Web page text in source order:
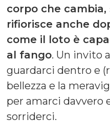
corpo che cambia,
rifiorisce anche
come il loto è
al fango. Un invito
guardarci dentro e
bellezza e la
per amarci davvero
sorriderci.